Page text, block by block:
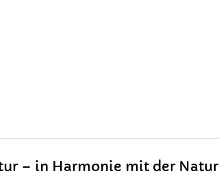
– in Harmonie mit der Natur